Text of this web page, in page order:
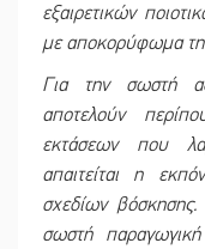
εξαιρετικών
με αποκορύφωμα
Για την σωστή
αποτελούν
εκτάσεων που
απαιτείται η
σχεδίων
σωστή